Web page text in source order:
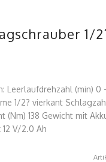
1/
Leerlaufdrehzahl (min) 0
1/2? vierkant
(Nm) 138 Gewicht mit
V/2.0 Ah